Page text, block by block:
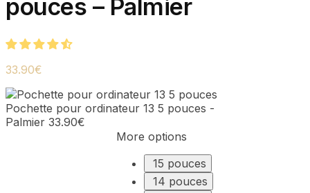
pouces – Palmier
33.90€
Pochette pour ordinateur 13 5 pouces -
Palmier 33.90€
More options
15 pouces
14 pouces